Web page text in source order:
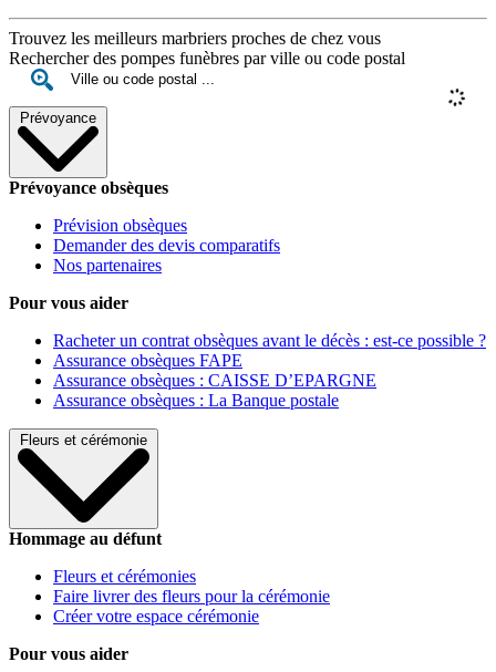
Trouvez les meilleurs marbriers proches de chez vous
Rechercher des pompes funèbres par ville ou code postal
Prévoyance
Prévoyance obsèques
Prévision obsèques
Demander des devis comparatifs
Nos partenaires
Pour vous aider
Racheter un contrat obsèques avant le décès : est-ce possible ?
Assurance obsèques FAPE
Assurance obsèques : CAISSE D’EPARGNE
Assurance obsèques : La Banque postale
Fleurs et cérémonie
Hommage au défunt
Fleurs et cérémonies
Faire livrer des fleurs pour la cérémonie
Créer votre espace cérémonie
Pour vous aider